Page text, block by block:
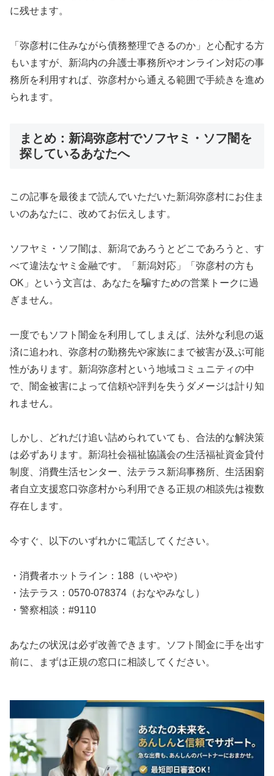
に残せます。
「弥彦村に住みながら債務整理できるのか」と心配する方
もいますが、新潟内の弁護士事務所やオンライン対応の事
務所を利用すれば、弥彦村から通える範囲で手続きを進め
られます。
まとめ：新潟弥彦村でソフヤミ・ソフ闇を
探しているあなたへ
この記事を最後まで読んでいただいた新潟弥彦村にお住ま
いのあなたに、改めてお伝えします。
ソフヤミ・ソフ闇は、新潟であろうとどこであろうと、す
べて違法なヤミ金融です。「新潟対応」「弥彦村の方も
OK」という文言は、あなたを騙すための営業トークに過
ぎません。
一度でもソフト闇金を利用してしまえば、法外な利息の返
済に追われ、弥彦村の勤務先や家族にまで被害が及ぶ可能
性があります。新潟弥彦村という地域コミュニティの中
で、闇金被害によって信頼や評判を失うダメージは計り知
れません。
しかし、どれだけ追い詰められていても、合法的な解決策
は必ずあります。新潟社会福祉協議会の生活福祉資金貸付
制度、消費生活センター、法テラス新潟事務所、生活困窮
者自立支援窓口弥彦村から利用できる正規の相談先は複数
存在します。
今すぐ、以下のいずれかに電話してください。
・消費者ホットライン：188（いやや）
・法テラス：0570-078374（おなやみなし）
・警察相談：#9110
あなたの状況は必ず改善できます。ソフト闇金に手を出す
前に、まずは正規の窓口に相談してください。